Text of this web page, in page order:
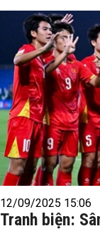
12/09/2025 15:06
Tranh biện: